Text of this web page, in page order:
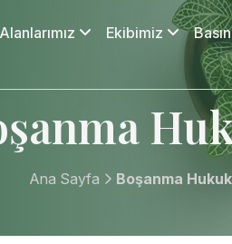
Ekibimiz
Ana Sayfa Boşanma